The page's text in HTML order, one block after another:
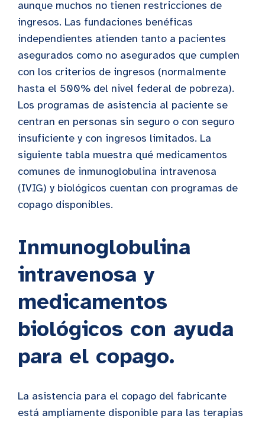
aunque muchos no tienen restricciones de
ingresos. Las fundaciones benéficas
independientes atienden tanto a pacientes
asegurados como no asegurados que cumplen
con los criterios de ingresos (normalmente
hasta el 500% del nivel federal de pobreza).
Los programas de asistencia al paciente se
centran en personas sin seguro o con seguro
insuficiente y con ingresos limitados. La
siguiente tabla muestra qué medicamentos
comunes de inmunoglobulina intravenosa
(IVIG) y biológicos cuentan con programas de
copago disponibles.
Inmunoglobulina
intravenosa y
medicamentos
biológicos con ayuda
para el copago.
La asistencia para el copago del fabricante
está ampliamente disponible para las terapias